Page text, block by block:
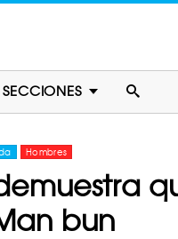
SECCIONES
Hombres
bun